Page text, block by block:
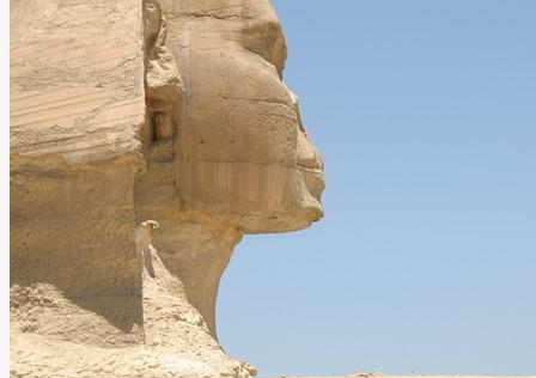
Anglicko-
Českém
Slovníku